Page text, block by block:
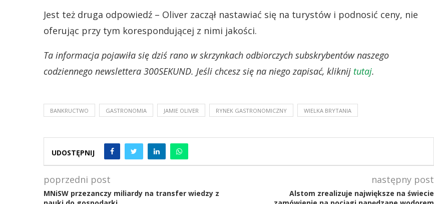
Jest też druga odpowiedź – Oliver zaczął nastawiać się na turystów i podnosić ceny, nie
oferując przy tym korespondującej z nimi jakości.
Ta informacja pojawiła się dziś rano w skrzynkach odbiorczych subskrybentów naszego
codziennego newslettera 300SEKUND. Jeśli chcesz się na niego zapisać, kliknij tutaj.
BANKRUCTWO GASTRONOMIA JAMIE OLIVER RYNEK GASTRONOMICZNY WIELKA BRYTANIA
UDOSTĘPNIJ
poprzedni post
MNiSW przezanczy miliardy na transfer wiedzy z
następny post
Alstom zrealizuje największe na świecie